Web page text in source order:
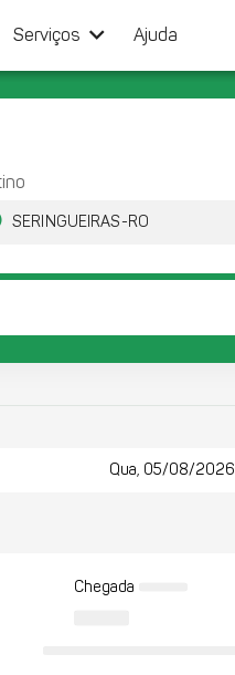
Serviços keyboard_arrow_down Ajuda
Qua, 05/08/2026
Chegada